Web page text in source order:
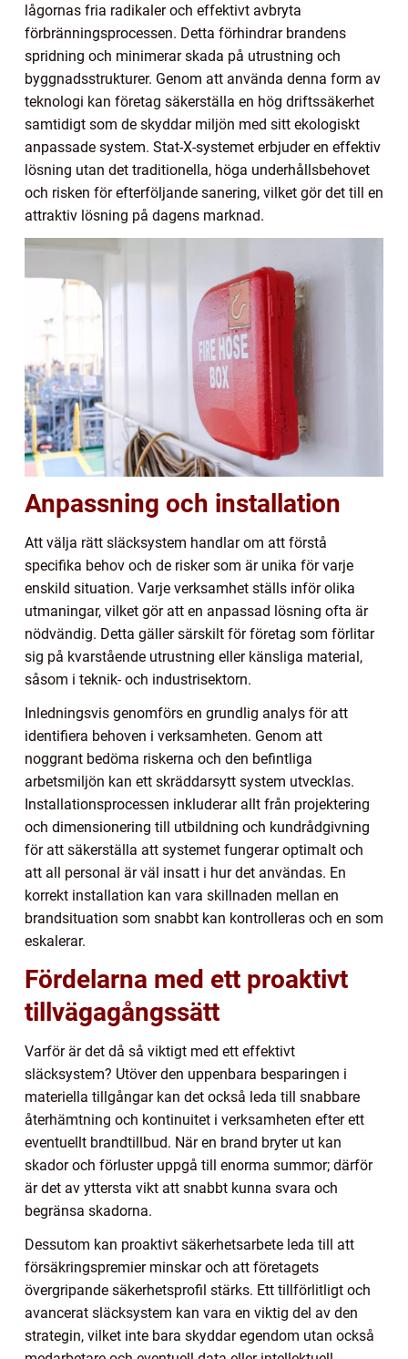
lågornas fria radikaler och effektivt avbryta
förbränningsprocessen. Detta förhindrar brandens
spridning och minimerar skada på utrustning och
byggnadsstrukturer. Genom att använda denna form av
teknologi kan företag säkerställa en hög driftssäkerhet
samtidigt som de skyddar miljön med sitt ekologiskt
anpassade system. Stat-X-systemet erbjuder en effektiv
lösning utan det traditionella, höga underhållsbehovet
och risken för efterföljande sanering, vilket gör det till en
attraktiv lösning på dagens marknad.
Anpassning och installation
Att välja rätt släcksystem handlar om att förstå
specifika behov och de risker som är unika för varje
enskild situation. Varje verksamhet ställs inför olika
utmaningar, vilket gör att en anpassad lösning ofta är
nödvändig. Detta gäller särskilt för företag som förlitar
sig på kvarstående utrustning eller känsliga material,
såsom i teknik- och industrisektorn.
Inledningsvis genomförs en grundlig analys för att
identifiera behoven i verksamheten. Genom att
noggrant bedöma riskerna och den befintliga
arbetsmiljön kan ett skräddarsytt system utvecklas.
Installationsprocessen inkluderar allt från projektering
och dimensionering till utbildning och kundrådgivning
för att säkerställa att systemet fungerar optimalt och
att all personal är väl insatt i hur det användas. En
korrekt installation kan vara skillnaden mellan en
brandsituation som snabbt kan kontrolleras och en som
eskalerar.
Fördelarna med ett proaktivt
tillvägagångssätt
Varför är det då så viktigt med ett effektivt
släcksystem? Utöver den uppenbara besparingen i
materiella tillgångar kan det också leda till snabbare
återhämtning och kontinuitet i verksamheten efter ett
eventuellt brandtillbud. När en brand bryter ut kan
skador och förluster uppgå till enorma summor; därför
är det av yttersta vikt att snabbt kunna svara och
begränsa skadorna.
Dessutom kan proaktivt säkerhetsarbete leda till att
försäkringspremier minskar och att företagets
övergripande säkerhetsprofil stärks. Ett tillförlitligt och
avancerat släcksystem kan vara en viktig del av den
strategin, vilket inte bara skyddar egendom utan också